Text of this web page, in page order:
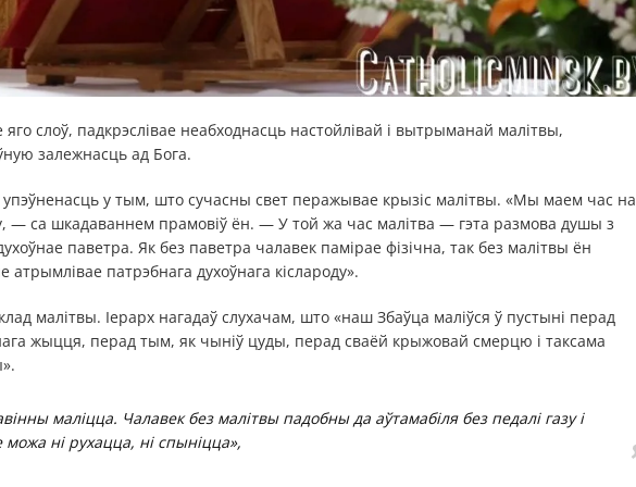
яго слоў, падкрэслівае неабходнасць настойлівай і вытрыманай малітвы,
залежнасць ад Бога.
у тым, што сучасны свет перажывае крызіс малітвы. «Мы маем час на
— са шкадаваннем прамовіў ён. — У той жа час малітва — гэта размова душы з
паветра. Як без паветра чалавек памірае фізічна, так без малітвы ён
атрымлівае патрэбнага духоўнага кіслароду».
малітвы. Іерарх нагадаў слухачам, што «наш Збаўца маліўся ў пустыні перад
жыцця, перад тым, як чыніў цуды, перад сваёй крыжовай смерцю і таксама
маліцца. Чалавек без малітвы падобны да аўтамабіля без педалі газу і
можа ні рухацца, ні спыніцца»,